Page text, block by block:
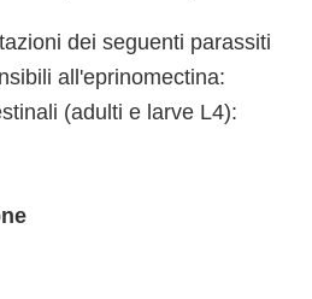
dei seguenti parassiti
all'eprinomectina:
(adulti e larve L4):